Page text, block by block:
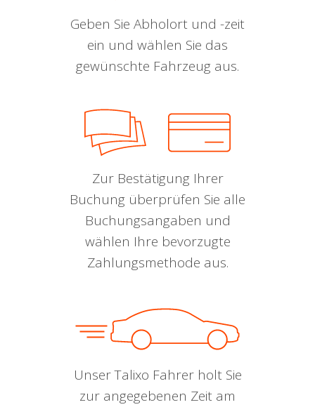
Geben Sie Abholort und -zeit
ein und wählen Sie das
gewünschte Fahrzeug aus.
Zur Bestätigung Ihrer
Buchung überprüfen Sie alle
Buchungsangaben und
wählen Ihre bevorzugte
Zahlungsmethode aus.
Unser Talixo Fahrer holt Sie
zur angegebenen Zeit am